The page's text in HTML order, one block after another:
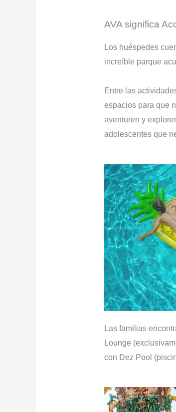
AVA significa
Los huéspedes
increíble parque
Entre las
espacios para que
aventuren y
adolescentes que
Las familias
Lounge
con Dez Pool